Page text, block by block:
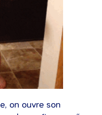
on ouvre son